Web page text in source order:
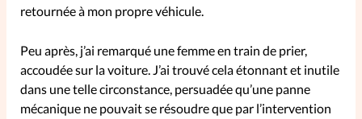
SpirituElles devient Relations
Aujourd’hui!
retournée à mon propre véhicule.
Peu après, j’ai remarqué une femme en train de prier,
accoudée sur la voiture. J’ai trouvé cela étonnant et inutile
dans une telle circonstance, persuadée qu’une panne
mécanique ne pouvait se résoudre que par l’intervention